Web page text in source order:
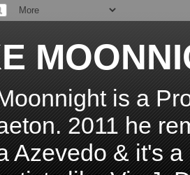
is a
2011 he
Azevedo & it's